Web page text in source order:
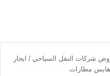
شركات النقل السياحي / ايجار
هايس مطارات